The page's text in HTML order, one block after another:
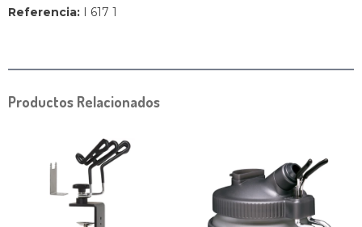
Referencia: I 617 1
Productos Relacionados